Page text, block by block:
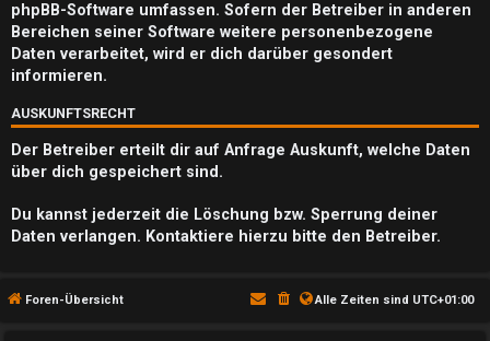
phpBB-Software umfassen. Sofern der Betreiber in anderen
Bereichen seiner Software weitere personenbezogene
Daten verarbeitet, wird er dich darüber gesondert
informieren.
AUSKUNFTSRECHT
Der Betreiber erteilt dir auf Anfrage Auskunft, welche Daten
über dich gespeichert sind.
Du kannst jederzeit die Löschung bzw. Sperrung deiner
Daten verlangen. Kontaktiere hierzu bitte den Betreiber.
Foren-Übersicht Alle Zeiten sind UTC+01:00